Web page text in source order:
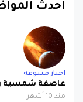
احدث
اخبار متنوعة
عاصفة شمسية
منذ 10 أشهر